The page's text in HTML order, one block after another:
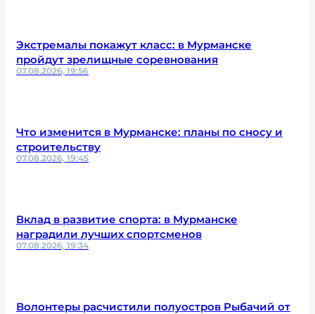
Экстремалы покажут класс: в Мурманске
пройдут зрелищные соревнования
07.08.2026, 19:56
Что изменится в Мурманске: планы по сносу и
строительству
07.08.2026, 19:45
Вклад в развитие спорта: в Мурманске
наградили лучших спортсменов
07.08.2026, 19:34
Волонтеры расчистили полуостров Рыбачий от